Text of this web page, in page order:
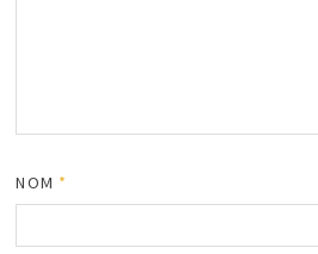
NOM *